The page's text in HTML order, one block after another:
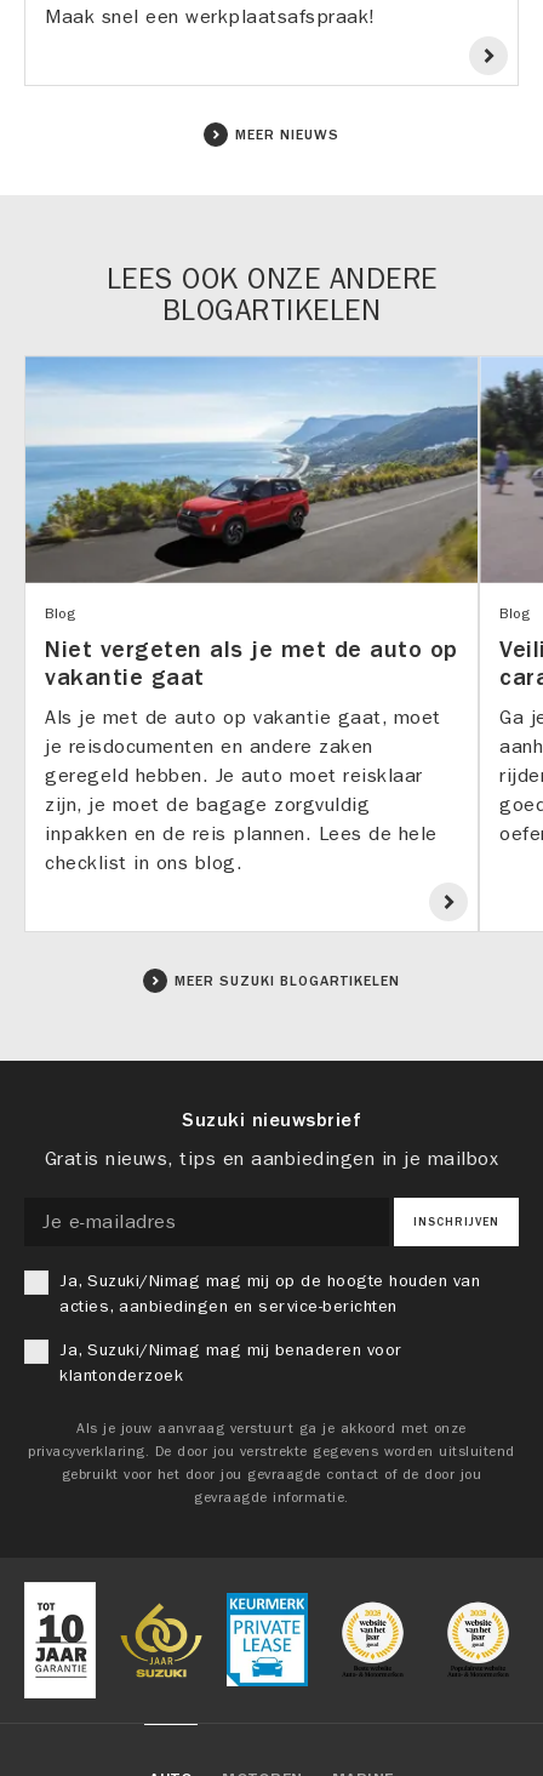
Maak snel een werkplaatsafspraak!
MEER NIEUWS
LEES OOK ONZE ANDERE
BLOGARTIKELEN
Blog
Niet vergeten als je met de auto op
vakantie gaat
Als je met de auto op vakantie gaat, moet
je reisdocumenten en andere zaken
geregeld hebben. Je auto moet reisklaar
zijn, je moet de bagage zorgvuldig
inpakken en de reis plannen. Lees de hele
checklist in ons blog.
Blog
Ga
MEER SUZUKI BLOGARTIKELEN
Suzuki nieuwsbrief
Gratis nieuws, tips en aanbiedingen in je mailbox
INSCHRIJVEN
Ja, Suzuki/Nimag mag mij op de hoogte houden van
acties, aanbiedingen en service-berichten
Ja, Suzuki/Nimag mag mij benaderen voor
klantonderzoek
Als je jouw aanvraag verstuurt ga je akkoord met onze
privacyverklaring. De door jou verstrekte gegevens worden uitsluitend
gebruikt voor het door jou gevraagde contact of de door jou
gevraagde informatie.